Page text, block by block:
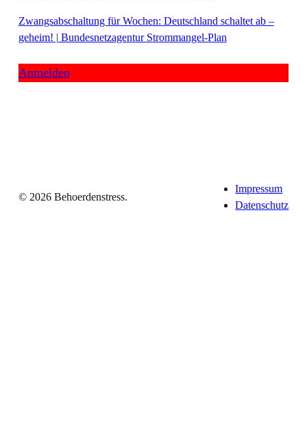
Zwangsabschaltung für Wochen: Deutschland schaltet ab –
geheim! | Bundesnetzagentur Strommangel-Plan
Anmelden
© 2026 Behoerdenstress.
Impressum
Datenschutz